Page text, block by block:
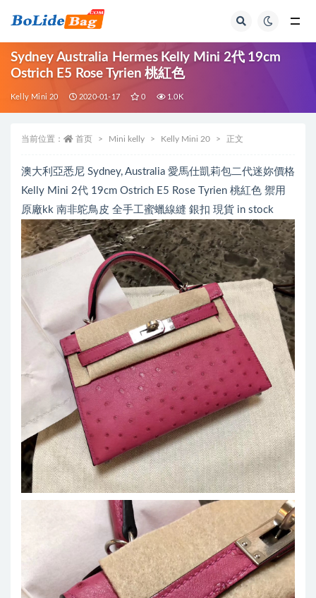
Sydney Australia Hermes Kelly Mini 2代 19cm
Ostrich E5 Rose Tyrien 桃紅色
Kelly Mini 20 2020-01-17 0 1.0K
当前位置： 首页 Mini kelly Kelly Mini 20 正文
澳大利亞悉尼 Sydney, Australia 愛馬仕凱莉包二代迷妳價格
Kelly Mini 2代 19cm Ostrich E5 Rose Tyrien 桃紅色 禦用
原廠kk 南非鴕鳥皮 全手工蜜蠟線縫 銀扣 現貨 in stock